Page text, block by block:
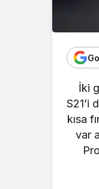
İki
S21’i
kısa
var